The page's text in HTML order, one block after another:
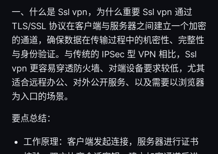
一、什么是 Ssl vpn，为什么重要 Ssl vpn 通过
TLS/SSL 协议在客户端与服务器之间建立一个加密
的通道，确保数据在传输过程中的机密性、完整性
与身份验证。与传统的 IPSec 型 VPN 相比，Ssl
vpn 更容易穿透防火墙、对端设备要求较低，尤其
适合远程办公、对外公开服务、以及需要以浏览器
为入口的场景。
要点总结：
工作原理：客户端发起连接，服务器进行证书